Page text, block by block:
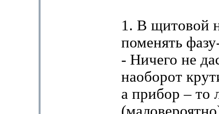
1. В щитовой
поменять
- Ничего не
наоборот
а прибор – то